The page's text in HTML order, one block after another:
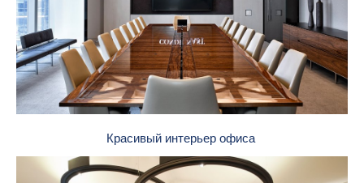
Красивый интерьер офиса